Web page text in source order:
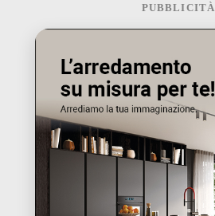
PUBBLICITÀ